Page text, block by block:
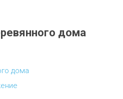
дома